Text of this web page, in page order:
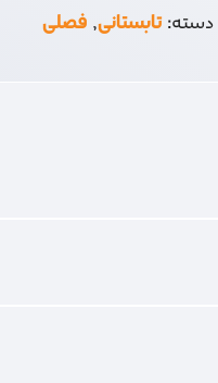
دسته:تابستانی, فصلی